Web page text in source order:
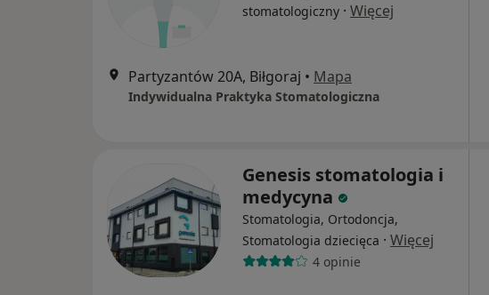
stomatologiczny · Więcej
Partyzantów 20A, Biłgoraj • Mapa
Indywidualna Praktyka Stomatologiczna
Genesis stomatologia i
medycyna
Stomatologia, Ortodoncja,
Stomatologia dziecięca · Więcej
4 opinie